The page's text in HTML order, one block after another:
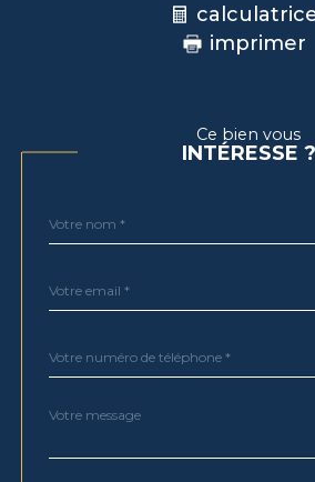
imprimer
Ce bien vous
INTÉRESSE ?
par
*
*
*
Fieldset
Message
*